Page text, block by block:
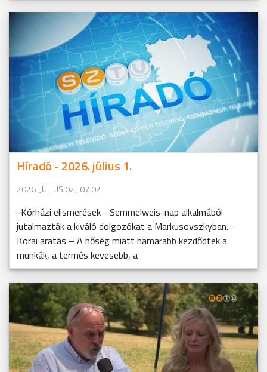
Híradó - 2026. július 1.
2026. JÚLIUS 02., 07:02
-Kórházi elismerések - Semmelweis-nap alkalmából
jutalmazták a kiváló dolgozókat a Markusovszkyban. -
Korai aratás – A hőség miatt hamarabb kezdődtek a
munkák, a termés kevesebb, a